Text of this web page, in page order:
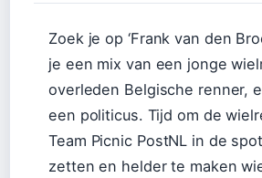
Zoek je op ‘Frank van den
je een mix van een jonge
overleden Belgische renner,
een politicus. Tijd om de
Team Picnic PostNL in de
zetten en helder te maken